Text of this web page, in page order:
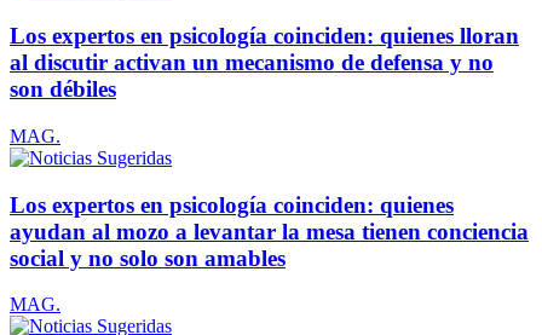
Los expertos en psicología coinciden: quienes lloran
al discutir activan un mecanismo de defensa y no
son débiles
MAG.
Los expertos en psicología coinciden: quienes
ayudan al mozo a levantar la mesa tienen conciencia
social y no solo son amables
MAG.